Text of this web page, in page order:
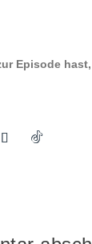
Episode